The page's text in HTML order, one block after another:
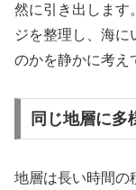
然に引き出します
ジを整理し、海に
のかを静かに考え
同じ地層に多
地層は長い時間の